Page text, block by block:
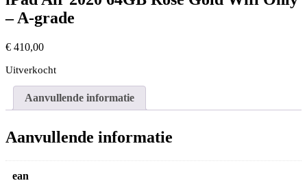
– A-grade
€ 410,00
Uitverkocht
Aanvullende informatie
Aanvullende informatie
ean